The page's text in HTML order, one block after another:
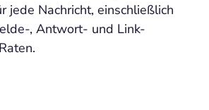
jede Nachricht, einschließlich
, Antwort- und Link-